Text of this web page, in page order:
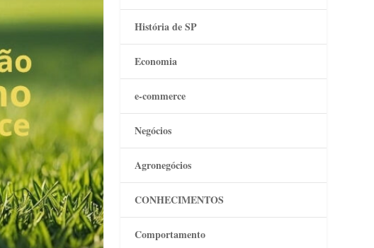
História de SP
Economia
e-commerce
Negócios
Agronegócios
CONHECIMENTOS
Comportamento